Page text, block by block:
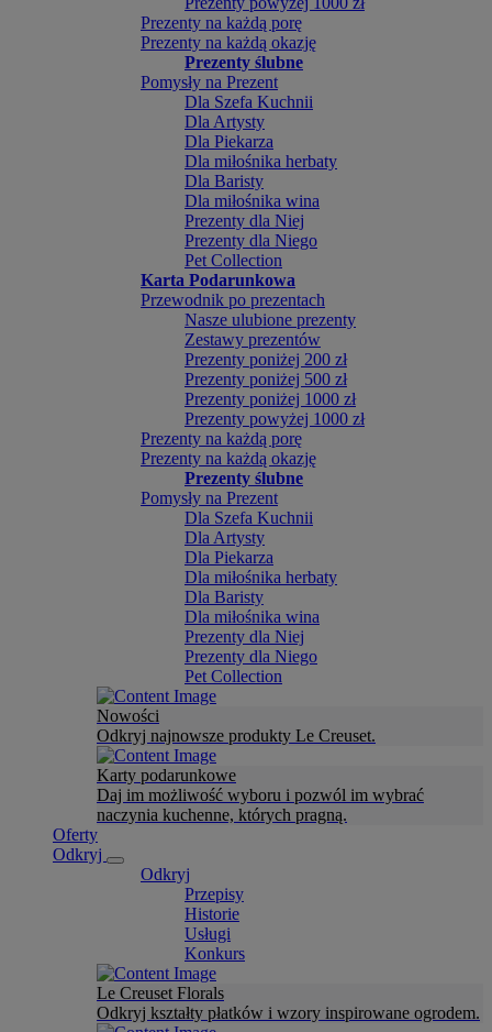
Prezenty na każdą porę
Prezenty na każdą okazję
Prezenty ślubne
Pomysły na Prezent
Dla Szefa Kuchnii
Dla Artysty
Dla Piekarza
Dla miłośnika herbaty
Dla Baristy
Dla miłośnika wina
Prezenty dla Niej
Prezenty dla Niego
Pet Collection
Karta Podarunkowa
Przewodnik po prezentach
Nasze ulubione prezenty
Zestawy prezentów
Prezenty poniżej 200 zł
Prezenty poniżej 500 zł
Prezenty poniżej 1000 zł
Prezenty powyżej 1000 zł
Prezenty na każdą porę
Prezenty na każdą okazję
Prezenty ślubne
Pomysły na Prezent
Dla Szefa Kuchnii
Dla Artysty
Dla Piekarza
Dla miłośnika herbaty
Dla Baristy
Dla miłośnika wina
Prezenty dla Niej
Prezenty dla Niego
Pet Collection
Nowości
Odkryj najnowsze produkty Le Creuset.
Karty podarunkowe
Daj im możliwość wyboru i pozwól im wybrać
naczynia kuchenne, których pragną.
Oferty
Odkryj
Odkryj
Przepisy
Historie
Usługi
Konkurs
Le Creuset Florals
Odkryj kształty płatków i wzory inspirowane ogrodem.